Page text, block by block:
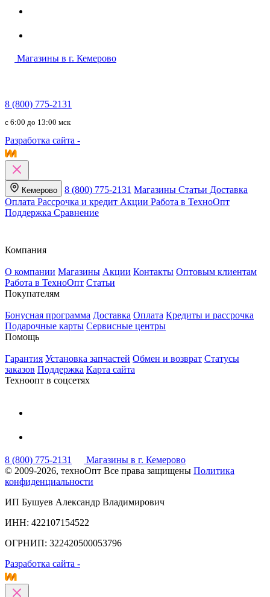
Магазины в г. Кемерово
8 (800) 775-2131
c 6:00 до 13:00 мск
Разработка сайта -
Кемерово 8 (800) 775-2131 Магазины Статьи Доставка
Оплата Рассрочка и кредит Акции Работа в ТехноОпт
Поддержка Сравнение
Компания
О компании Магазины Акции Контакты Оптовым клиентам
Работа в ТехноОпт Статьи
Покупателям
Бонусная программа Доставка Оплата Кредиты и рассрочка
Подарочные карты Сервисные центры
Помощь
Гарантия Установка запчастей Обмен и возврат Статусы
заказов Поддержка Карта сайта
Техноопт в соцсетях
8 (800) 775-2131
Магазины в г. Кемерово
© 2009-2026, техноОпт Все права защищены Политика
конфиденциальности
ИП Бушуев Александр Владимирович
ИНН: 422107154522
ОГРНИП: 322420500053796
Разработка сайта -